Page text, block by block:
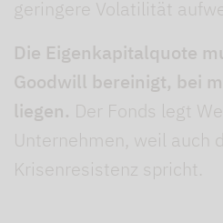
geringere Volatilität
Die Eigenkapitalquote
Goodwill bereinigt, bei
liegen. Der Fonds legt
Unternehmen, weil auch
Krisenresistenz spricht.